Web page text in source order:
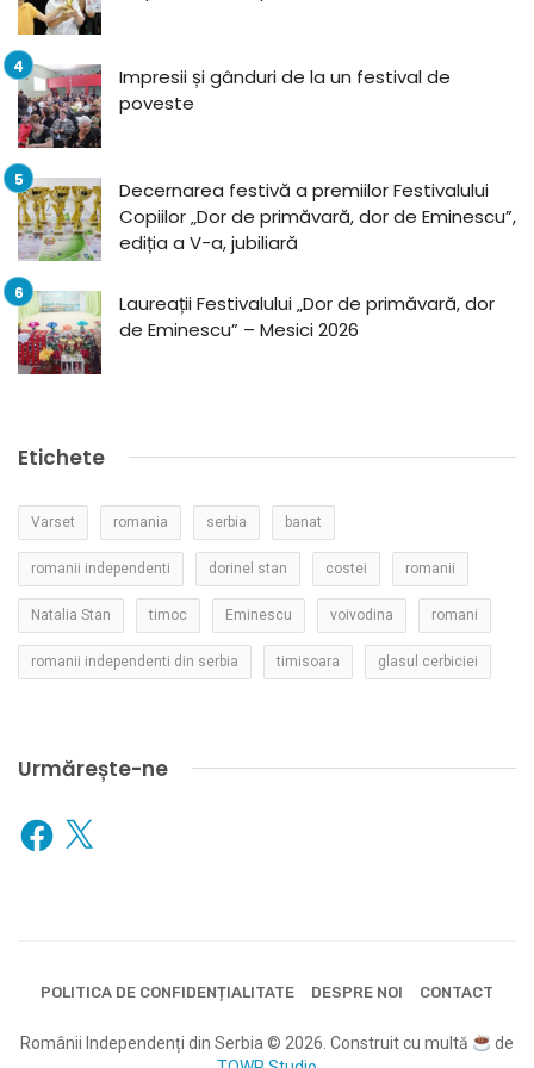
Impresii și gânduri de la un festival de
poveste
Decernarea festivă a premiilor Festivalului
Copiilor „Dor de primăvară, dor de Eminescu”,
ediția a V-a, jubiliară
Laureații Festivalului „Dor de primăvară, dor
de Eminescu” – Mesici 2026
Etichete
Varset romania serbia banat
romanii independenti dorinel stan costei romanii
Natalia Stan timoc Eminescu voivodina romani
romanii independenti din serbia timisoara glasul cerbiciei
Urmărește-ne
Facebook
X
POLITICA DE CONFIDENȚIALITATE DESPRE NOI CONTACT
Românii Independenți din Serbia © 2026. Construit cu multă
de